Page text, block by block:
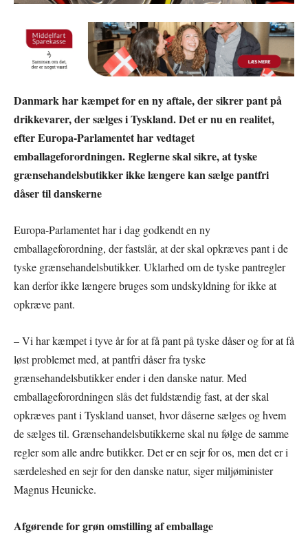
Danmark har kæmpet for en ny aftale, der sikrer pant på
drikkevarer, der sælges i Tyskland. Det er nu en realitet,
efter Europa-Parlamentet har vedtaget
emballageforordningen. Reglerne skal sikre, at tyske
grænsehandelsbutikker ikke længere kan sælge pantfri
dåser til danskerne
Europa-Parlamentet har i dag godkendt en ny
emballageforordning, der fastslår, at der skal opkræves pant i de
tyske grænsehandelsbutikker. Uklarhed om de tyske pantregler
kan derfor ikke længere bruges som undskyldning for ikke at
opkræve pant.
– Vi har kæmpet i tyve år for at få pant på tyske dåser og for at få
løst problemet med, at pantfri dåser fra tyske
grænsehandelsbutikker ender i den danske natur. Med
emballageforordningen slås det fuldstændig fast, at der skal
opkræves pant i Tyskland uanset, hvor dåserne sælges og hvem
de sælges til. Grænsehandelsbutikkerne skal nu følge de samme
regler som alle andre butikker. Det er en sejr for os, men det er i
særdeleshed en sejr for den danske natur, siger miljøminister
Magnus Heunicke.
Afgørende for grøn omstilling af emballage